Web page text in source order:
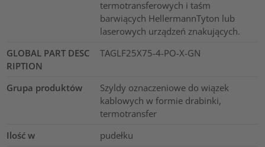
termotransferowych i taśm
barwiących HellermannTyton lub
laserowych urządzeń znakujących.
GLOBAL PART DESC
RIPTION
TAGLF25X75-4-PO-X-GN
Grupa produktów
Szyldy oznaczeniowe do wiązek
kablowych w formie drabinki,
termotransfer
Ilość w
pudełku